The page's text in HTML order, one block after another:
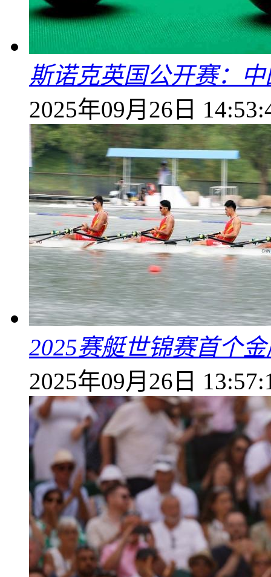
斯诺克英国公开赛：
2025年09月26日
2025赛艇世锦赛首个
2025年09月26日